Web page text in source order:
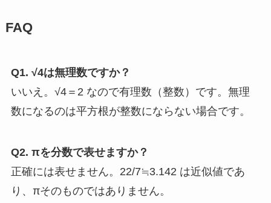
FAQ
Q1. √4は無理数ですか？
いいえ。√4＝2 なので有理数（整数）です。無理
数になるのは平方根が整数にならない場合です。
Q2. πを分数で表せますか？
正確には表せません。22/7≒3.142 は近似値であ
り、πそのものではありません。